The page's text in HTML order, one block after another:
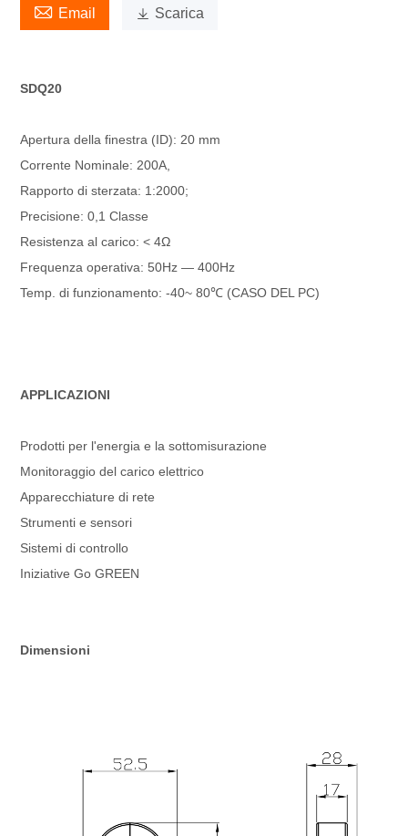
 Email  Scarica
SDQ20
Apertura della finestra (ID): 20 mm
Corrente Nominale: 200A,
Rapporto di sterzata: 1:2000;
Precisione: 0,1 Classe
Resistenza al carico: < 4Ω
Frequenza operativa: 50Hz — 400Hz
Temp. di funzionamento: -40~ 80℃ (CASO DEL PC)
APPLICAZIONI
Prodotti per l'energia e la sottomisurazione
Monitoraggio del carico elettrico
Apparecchiature di rete
Strumenti e sensori
Sistemi di controllo
Iniziative Go GREEN
Dimensioni